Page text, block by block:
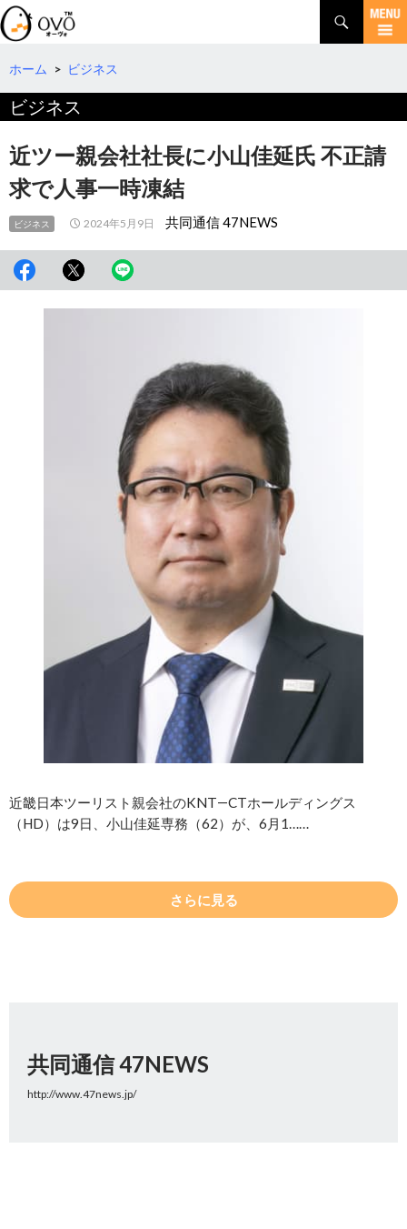
検
索
コ
テ
へ
移
動
ホーム > ビジネス
ビジネス
近ツー親会社社長に小山佳延氏 不正請
求で人事一時凍結
ビジネス 2024年5月9日 共同通信 47NEWS
近畿日本ツーリスト親会社のKNT―CTホールディングス
（HD）は9日、小山佳延専務（62）が、6月1……
さらに見る
共同通信 47NEWS
http://www.47news.jp/